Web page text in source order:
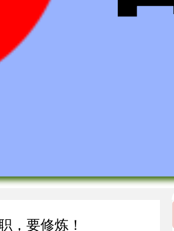
，要修炼！